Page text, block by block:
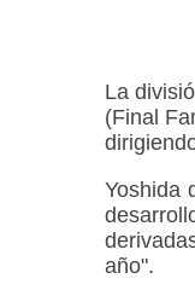
La
(Final
Yoshida
año".